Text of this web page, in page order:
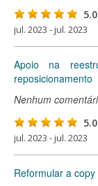
5.0
jul. 2023 - jul. 2023
Apoio na
reposicionamento
Nenhum
5.0
jul. 2023 - jul. 2023
Reformular a